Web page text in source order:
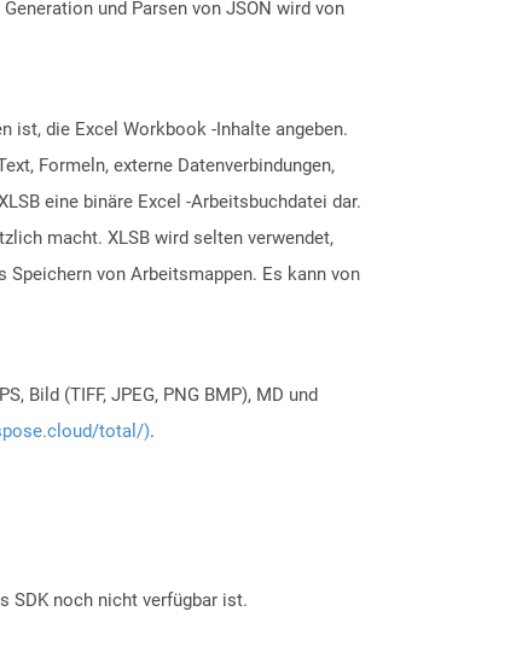
und Parsen von JSON wird von
ist, die Excel Workbook -Inhalte angeben.
Formeln, externe Datenverbindungen,
eine binäre Excel -Arbeitsbuchdatei dar.
macht. XLSB wird selten verwendet,
Speichern von Arbeitsmappen. Es kann von
Bild (TIFF, JPEG, PNG BMP), MD und
total/).
SDK noch nicht verfügbar ist.